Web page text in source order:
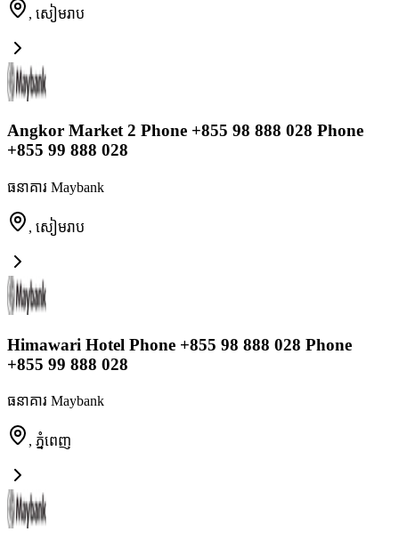
, សៀមរាប
Angkor Market 2 Phone +855 98 888 028 Phone
+855 99 888 028
ធនាគារ Maybank
, សៀមរាប
Himawari Hotel Phone +855 98 888 028 Phone
+855 99 888 028
ធនាគារ Maybank
, ភ្នំពេញ